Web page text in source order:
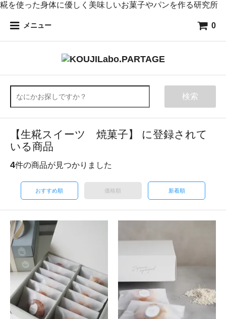
糀を使った身体に優しく美味しいお菓子やパンを作る研究所
メニュー 0
検索
【生糀スイーツ 焼菓子】 に登録されて
いる商品
4件の商品が見つかりました
おすすめ順 価格順 新着順